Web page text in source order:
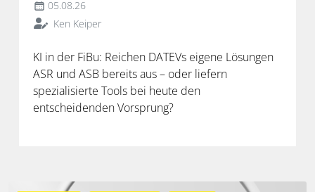
05.08.26
Ken Keiper
KI in der FiBu: Reichen DATEVs eigene Lösungen
ASR und ASB bereits aus – oder liefern
spezialisierte Tools bei heute den
entscheidenden Vorsprung?